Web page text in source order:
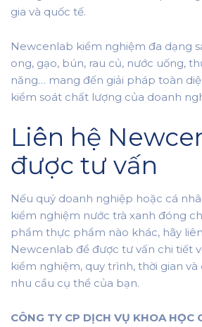
gia và quốc tế.
Newcenlab kiểm nghiệm đa dạng
ong, gạo, bún, rau củ, nước uống,
năng… mang đến giải pháp toàn
kiểm soát chất lượng của doanh
Liên hệ
được tư vấn
Nếu quý doanh nghiệp hoặc cá
kiểm nghiệm nước trà xanh đóng
phẩm thực phẩm nào khác, hãy
Newcenlab để được tư vấn chi tiết
kiểm nghiệm, quy trình, thời gian
nhu cầu cụ thể của bạn.
CÔNG TY CP DỊCH VỤ KHOA HỌC